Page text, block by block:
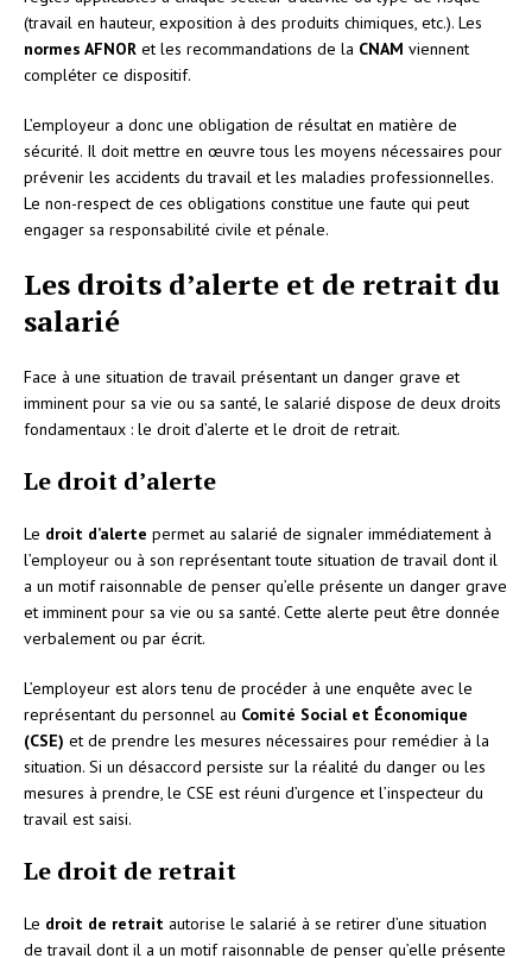
(travail en hauteur, exposition à des produits chimiques, etc.). Les
normes AFNOR et les recommandations de la CNAM viennent
compléter ce dispositif.
L’employeur a donc une obligation de résultat en matière de
sécurité. Il doit mettre en œuvre tous les moyens nécessaires pour
prévenir les accidents du travail et les maladies professionnelles.
Le non-respect de ces obligations constitue une faute qui peut
engager sa responsabilité civile et pénale.
Les droits d’alerte et de retrait du
salarié
Face à une situation de travail présentant un danger grave et
imminent pour sa vie ou sa santé, le salarié dispose de deux droits
fondamentaux : le droit d’alerte et le droit de retrait.
Le droit d’alerte
Le droit d’alerte permet au salarié de signaler immédiatement à
l’employeur ou à son représentant toute situation de travail dont il
a un motif raisonnable de penser qu’elle présente un danger grave
et imminent pour sa vie ou sa santé. Cette alerte peut être donnée
verbalement ou par écrit.
L’employeur est alors tenu de procéder à une enquête avec le
représentant du personnel au Comité Social et Économique
(CSE) et de prendre les mesures nécessaires pour remédier à la
situation. Si un désaccord persiste sur la réalité du danger ou les
mesures à prendre, le CSE est réuni d’urgence et l’inspecteur du
travail est saisi.
Le droit de retrait
Le droit de retrait autorise le salarié à se retirer d’une situation
de travail dont il a un motif raisonnable de penser qu’elle présente